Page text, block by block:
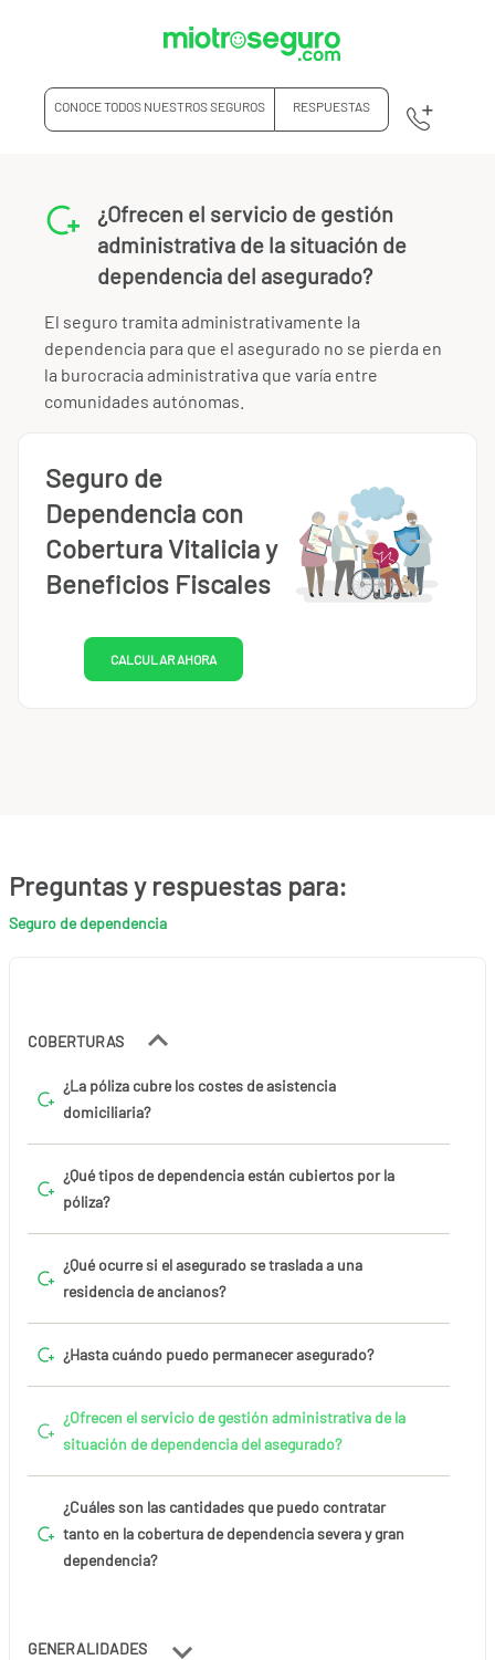
CONOCE TODOS NUESTROS SEGUROS RESPUESTAS
Preguntas y respuestas para:
Seguro de dependencia
COBERTURAS
¿La póliza cubre los costes de asistencia
domiciliaria?
¿Qué tipos de dependencia están cubiertos por la
póliza?
¿Qué ocurre si el asegurado se traslada a una
residencia de ancianos?
¿Hasta cuándo puedo permanecer asegurado?
¿Ofrecen el servicio de gestión administrativa de la
situación de dependencia del asegurado?
¿Cuáles son las cantidades que puedo contratar
tanto en la cobertura de dependencia severa y gran
dependencia?
GENERALIDADES
¿Ofrecen el servicio de gestión
administrativa de la situación de
dependencia del asegurado?
El seguro tramita administrativamente la
dependencia para que el asegurado no se pierda en
la burocracia administrativa que varía entre
comunidades autónomas.
Seguro de
Dependencia con
Cobertura Vitalicia y
Beneficios Fiscales
CALCULAR AHORA